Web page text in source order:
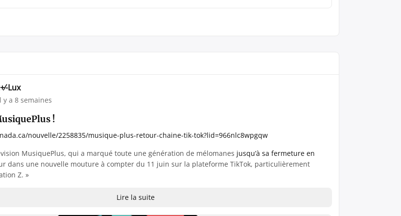
Lux
y a 8 semaines
!
nouvelle/2258835/musique-plus-retour-chaine-tik-tok?lid=966nlc8wpgqw
MusiquePlus, qui a marqué toute une génération de mélomanes jusqu’à sa fermeture en
dans une nouvelle mouture à compter du 11 juin sur la plateforme TikTok, particulièrement
Z. »
Lire la suite